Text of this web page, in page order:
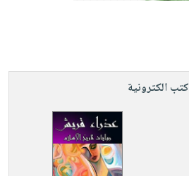
كتب الكترونية